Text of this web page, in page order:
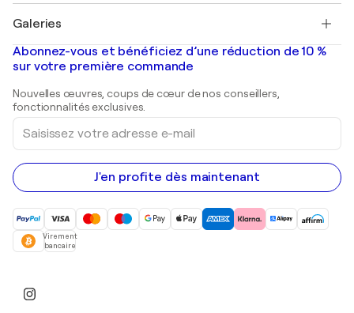
Banksy
Mr. Brainwash
Shepard Fairey
Tableaux abstraits à vendre
Peintures de paysage
Estampes
Peintures acryliques
Galeries
Galeries d'art en France
Galeries d'art en Belgique
Abonnez-vous et bénéficiez d’une réduction de 10 %
sur votre première commande
Nouvelles œuvres, coups de cœur de nos conseillers,
fonctionnalités exclusives.
Saisissez
votre
adresse
e-
mail
J'en profite dès maintenant
Virement
bancaire